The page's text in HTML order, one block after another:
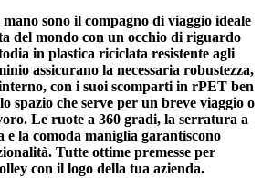
sono il compagno di viaggio ideale
del mondo con un occhio di riguardo
in plastica riciclata resistente agli
assicurano la necessaria robustezza,
con i suoi scomparti in rPET ben
spazio che serve per un breve viaggio o
Le ruote a 360 gradi, la serratura a
e la comoda maniglia garantiscono
Tutte ottime premesse per
con il logo della tua azienda.